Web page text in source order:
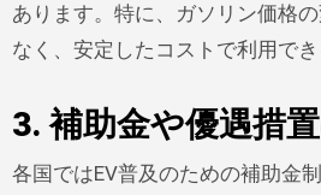
あります。特に、ガソリン価格
なく、安定したコストで利用でき
3. 補助金や優遇措
各国ではEV普及のための補助金